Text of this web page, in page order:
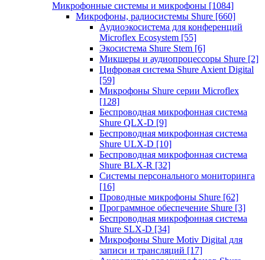
Микрофонные системы и микрофоны [1084]
Микрофоны, радиосистемы Shure [660]
Аудиоэкосистема для конференций
Microflex Ecosystem [55]
Экосистема Shure Stem [6]
Микшеры и аудиопроцессоры Shure [2]
Цифровая система Shure Axient Digital
[59]
Микрофоны Shure серии Microflex
[128]
Беспроводная микрофонная система
Shure QLX-D [9]
Беспроводная микрофонная система
Shure ULX-D [10]
Беспроводная микрофонная система
Shure BLX-R [32]
Системы персонального мониторинга
[16]
Проводные микрофоны Shure [62]
Программное обеспечение Shure [3]
Беспроводная микрофонная система
Shure SLX-D [34]
Микрофоны Shure Motiv Digital для
записи и трансляций [17]